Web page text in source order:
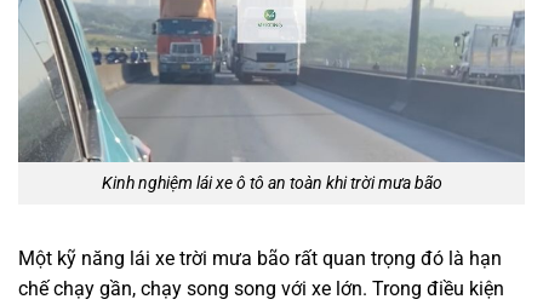
Kinh nghiệm lái xe ô tô an toàn khi trời mưa bão
Một kỹ năng lái xe trời mưa bão rất quan trọng đó là hạn
chế chạy gần, chạy song song với xe lớn. Trong điều kiện